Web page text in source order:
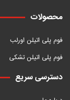
محصولات
فوم پلی اتیلن اورلب
فوم پلی اتیلن تشکی
دسترسی سریع